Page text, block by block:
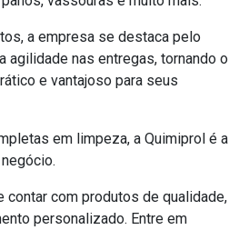
a empresa se destaca pelo
agilidade nas entregas, tornando o
e vantajoso para seus
em limpeza, a Quimiprol é a
contar com produtos de qualidade,
personalizado. Entre em